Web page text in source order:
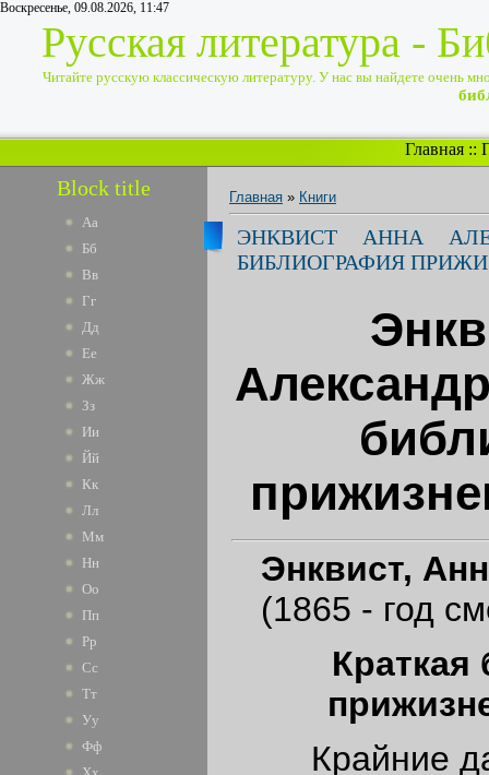
Воскресенье, 09.08.2026, 11:47
Русская литература -
Читайте русскую классическую литературу. У нас вы найдете очень
Главная ::
Block title
Аа
Бб
Вв
Гг
Дд
Ее
Жж
Зз
Ии
Йй
Кк
Лл
Мм
Нн
Оо
Пп
Рр
Сс
Тт
Уу
Фф
Главная » Книги
ЭНКВИСТ АННА
БИБЛИОГРАФИЯ
Энквист,
(1865 - год
Крайние